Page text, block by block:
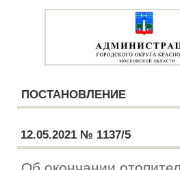
ПОСТАНОВЛЕНИЕ
12.05.2021 № 1137/5